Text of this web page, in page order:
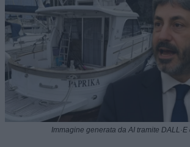
Immagine generata da AI tramite DALL·E